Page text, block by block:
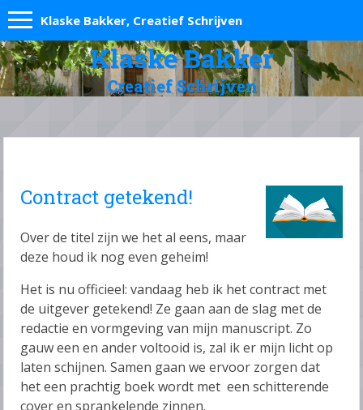
Klaske Bakker, Creatief Schrijven
Klaske Bakker
Creatief Schrijven
Contract getekend!
Over de titel zijn we het al eens, maar
deze houd ik nog even geheim!
Het is nu officieel: vandaag heb ik het contract met
de uitgever getekend! Ze gaan aan de slag met de
redactie en vormgeving van mijn manuscript. Zo
gauw een en ander voltooid is, zal ik er mijn licht op
laten schijnen. Samen gaan we ervoor zorgen dat
het een prachtig boek wordt met een schitterende
cover en sprankelende zinnen.